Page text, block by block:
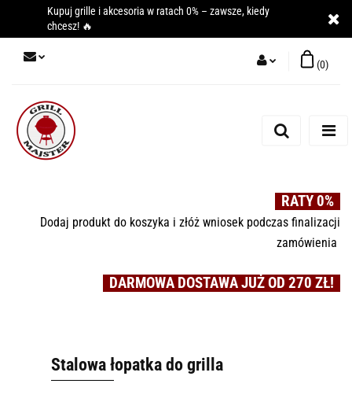
Kupuj grille i akcesoria w ratach 0% – zawsze, kiedy
chcesz! 🔥
Zarejestruj się
(0)
RATY 0%
Dodaj produkt do koszyka i złóż wniosek podczas finalizacji
zamówienia
DARMOWA DOSTAWA JUŻ OD 270 ZŁ!
Stalowa łopatka do grilla